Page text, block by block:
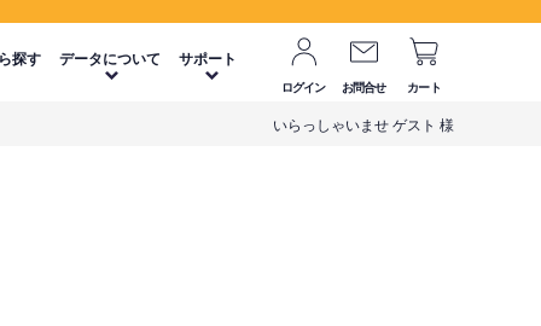
探す データについて サポート
ログイン お問合せ カート
いらっしゃいませ ゲスト 様